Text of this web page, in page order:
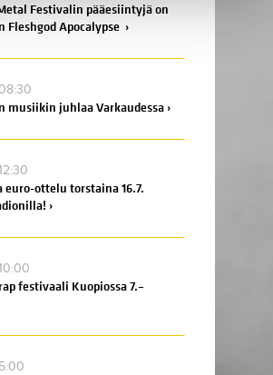
Festivalin pääesiintyjä on
Apocalypse ›
musiikin juhlaa Varkaudessa ›
euro-ottelu torstaina 16.7.
›
festivaali Kuopiossa 7.–